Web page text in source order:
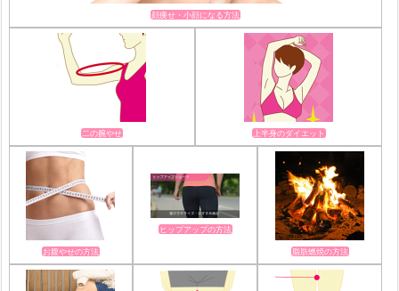
顔痩せ・小顔になる方法
二の腕やせ 上半身のダイエット
お腹やせの方法
ヒップアップの方法
脂肪燃焼の方法